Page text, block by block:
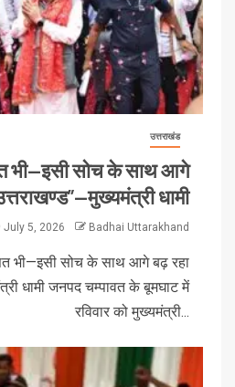
उत्तराखंड
भी—इसी सोच के साथ आगे
धामी
July 5, 2026 Badhai Uttarakhand
भी—इसी सोच के साथ आगे बढ़ रहा
धामी जनपद चम्पावत के बूमघाट में
रविवार को मुख्यमंत्री...